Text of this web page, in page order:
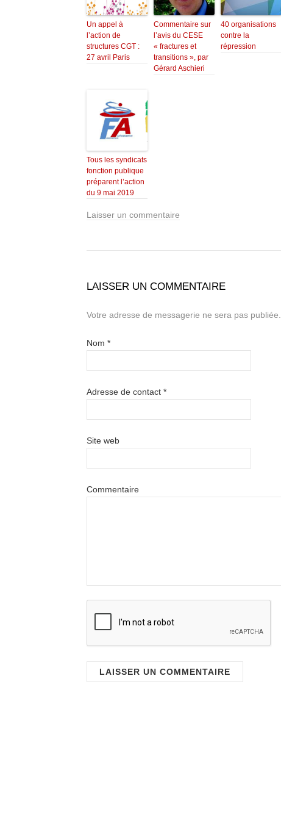
Un appel à
l’action de
structures CGT :
27 avril Paris
Commentaire sur
l’avis du CESE
« fractures et
transitions », par
Gérard Aschieri
40 organisations
contre la
répression
Tous les syndicats
fonction publique
préparent l’action
du 9 mai 2019
Laisser un commentaire
LAISSER UN COMMENTAIRE
Votre adresse de messagerie ne sera pas publiée.
Nom *
Adresse de contact *
Site web
Commentaire